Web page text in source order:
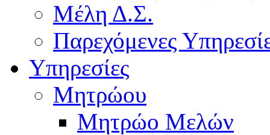
Μέλη Δ.Σ.
Παρεχόμενες
Υπηρεσίες
Μητρώου
Μητρώο Μελών